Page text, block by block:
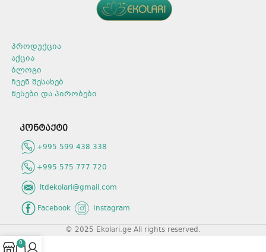
მოცულობა: 400 გ.
გამოყენების წესი
პროდუქცია
აქცია
ბლოგი
ჩვენ შესახებ
წესები და პირობები
კონტაქტი
+995 599 438 338
+995 575 777 720
ltdekolari@gmail.com
Facebook
Instagram
© 2025 Ekolari.ge All rights reserved.
0